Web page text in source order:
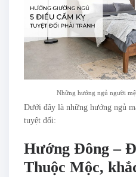
Những hướng ngủ người
Dưới đây là những hướng ngủ
tuyệt đối:
Hướng Đông –
Thuộc Mộc,